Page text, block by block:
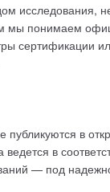
исследования,
мы понимаем
сертификации
публикуются в
ведется в
— под